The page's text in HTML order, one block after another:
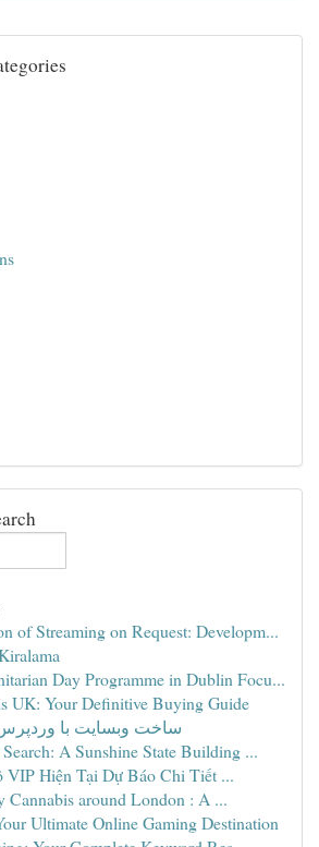
of Streaming on Request: Developm...
Day Programme in Dublin Focu...
UK: Your Definitive Buying Guide
ساخت وبسایت با
A Sunshine State Building ...
VIP Hiện Tại Dự Báo Chi Tiết ...
Cannabis around London : A ...
Ultimate Online Gaming Destination